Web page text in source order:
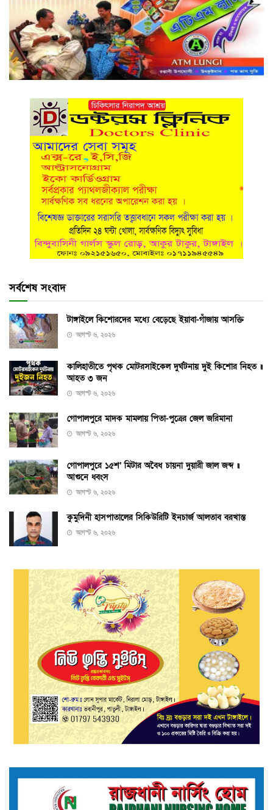
সর্বশেষ সংবাদ
টাঙ্গাইলে কিশোরদের মধ্যে বেড়েছে ইয়াবা-গাঁজায় আসক্তি
আগস্ট ৬, ২০২৬
কালিহাতীতে পৃথক মোটরসাইকেল দুর্ঘটনায় দুই কিশোর নিহত ॥
আহত ৩ জন
আগস্ট ৬, ২০২৬
গোপালপুরে মাদক মামলায় পিতা-পুত্রের জেল জরিমানা
আগস্ট ৬, ২০২৬
গোপালপুরে ১৫শ’ মিটার অবৈধ চায়না দুয়ারী জাল জব্দ ॥
আগুনে ধ্বংস
আগস্ট ৬, ২০২৬
কুমুদিনী হাসপাতালের সিকিউরিটি ইনচার্জ আলতাব বরখাস্ত
আগস্ট ৬, ২০২৬